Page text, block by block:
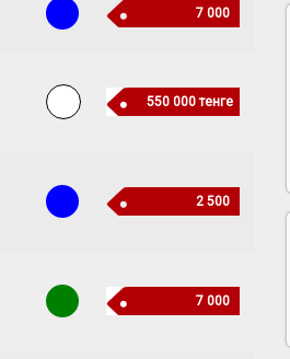
7 000
550 000 тенге
2 500
7 000